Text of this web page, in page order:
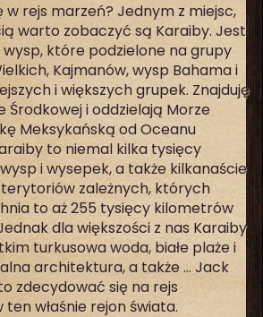
w rejs marzeń? Jednym z miejsc,
warto zobaczyć są Karaiby. Jest
które podzielone na grupy
Kajmanów, wysp Bahama i
i większych grupek. Znajduję
i oddzielają Morze
Meksykańską od Oceanu
to niemal kilka tysięcy
i wysepek, a także kilkanaście
zależnych, których
to aż 255 tysięcy kilometrów
dla większości z nas Karaiby
turkusowa woda, białe plaże i
architektura, a także … Jack
zdecydować się na rejs
właśnie rejon świata.